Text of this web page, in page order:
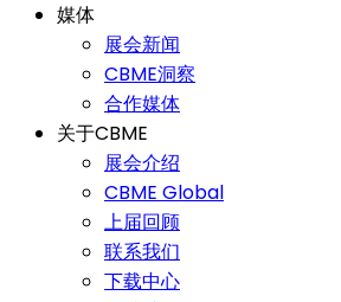
媒体
展会新闻
CBME洞察
合作媒体
关于CBME
展会介绍
CBME Global
上届回顾
联系我们
下载中心